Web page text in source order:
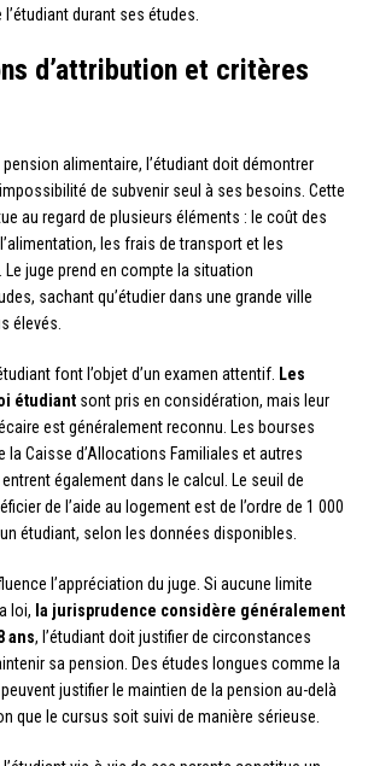
durant ses études.
d’attribution et critères
pension alimentaire, l’étudiant doit démontrer
de subvenir seul à ses besoins. Cette
au regard de plusieurs éléments : le coût des
les frais de transport et les
juge prend en compte la situation
sachant qu’étudier dans une grande ville
élevés.
font l’objet d’un examen attentif. Les
étudiant sont pris en considération, mais leur
est généralement reconnu. Les bourses
la Caisse d’Allocations Familiales et autres
également dans le calcul. Le seuil de
de l’aide au logement est de l’ordre de 1 000
étudiant, selon les données disponibles.
l’appréciation du juge. Si aucune limite
loi, la jurisprudence considère généralement
ans, l’étudiant doit justifier de circonstances
sa pension. Des études longues comme la
justifier le maintien de la pension au-delà
que le cursus soit suivi de manière sérieuse.